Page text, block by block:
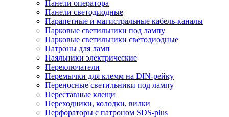
Панели оператора
Панели светодиодные
Парапетные и магистральные кабель-каналы
Парковые светильники под лампу
Парковые светильники светодиодные
Патроны для ламп
Паяльники электрические
Переключатели
Перемычки для клемм на DIN-рейку
Переносные светильники под лампу
Переставные клещи
Переходники, колодки, вилки
Перфораторы с патроном SDS-plus